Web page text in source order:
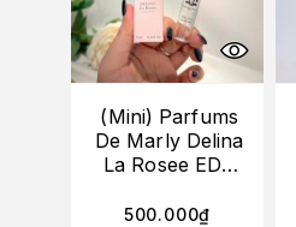
(Mini) Parfums
De Marly Delina
La Rosee EDP
500.000₫